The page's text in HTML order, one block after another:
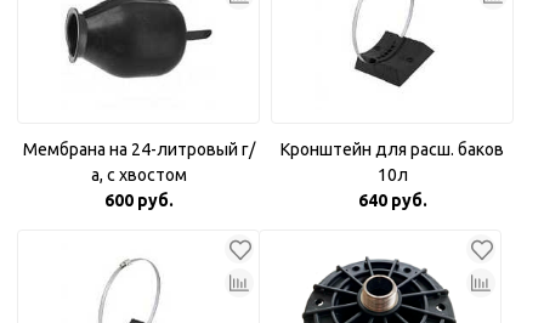
Мембрана на 24-литровый г/
а, с хвостом
600 руб.
Кронштейн для расш. баков
10л
640 руб.